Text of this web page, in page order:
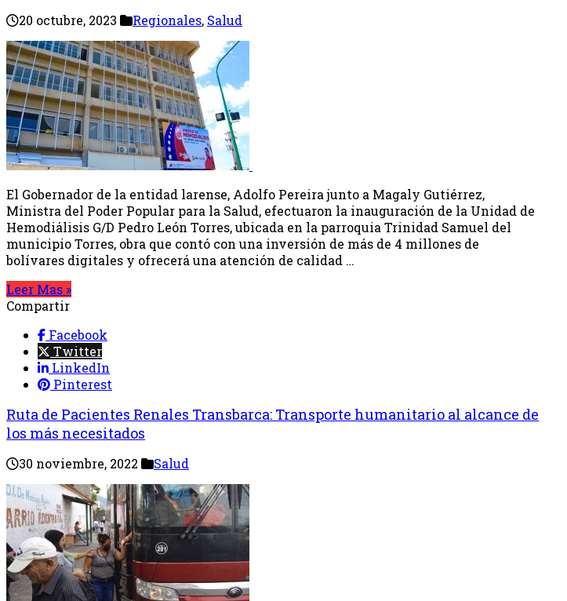
20 octubre, 2023 Regionales, Salud
El Gobernador de la entidad larense, Adolfo Pereira junto a Magaly Gutiérrez,
Ministra del Poder Popular para la Salud, efectuaron la inauguración de la Unidad de
Hemodiálisis G/D Pedro León Torres, ubicada en la parroquia Trinidad Samuel del
municipio Torres, obra que contó con una inversión de más de 4 millones de
bolívares digitales y ofrecerá una atención de calidad …
Leer Mas »
Compartir
Facebook
Twitter
LinkedIn
Pinterest
Ruta de Pacientes Renales Transbarca: Transporte humanitario al alcance de
los más necesitados
30 noviembre, 2022 Salud